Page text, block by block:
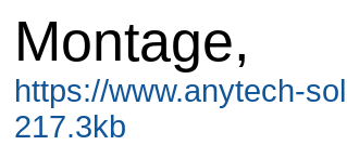
Montage,
https://www.anytech-
217.3kb